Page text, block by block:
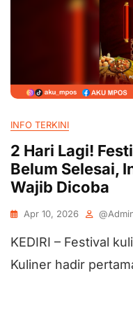
INFO TERKINI
2 Hari Lagi!
Belum Selesai,
Wajib Dicoba
Apr 10, 2026
KEDIRI – Festival
Kuliner hadir